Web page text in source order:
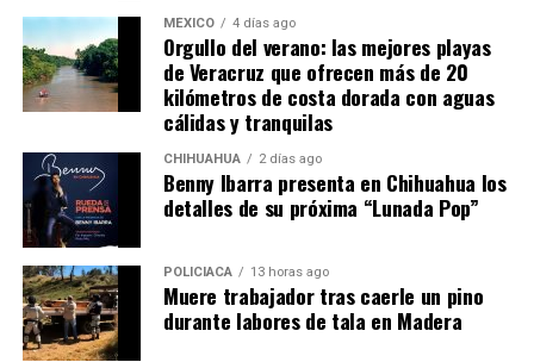
MÉXICO 4 días ago
Orgullo del verano: las mejores playas
de Veracruz que ofrecen más de 20
kilómetros de costa dorada con aguas
cálidas y tranquilas
CHIHUAHUA 2 días ago
Benny Ibarra presenta en Chihuahua los
detalles de su próxima “Lunada Pop”
POLICIACA 13 horas ago
Muere trabajador tras caerle un pino
durante labores de tala en Madera